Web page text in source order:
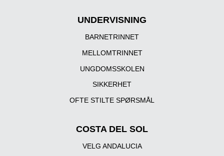
UNDERVISNING
BARNETRINNET
MELLOMTRINNET
UNGDOMSSKOLEN
SIKKERHET
OFTE STILTE SPØRSMÅL
COSTA DEL SOL
VELG ANDALUCIA